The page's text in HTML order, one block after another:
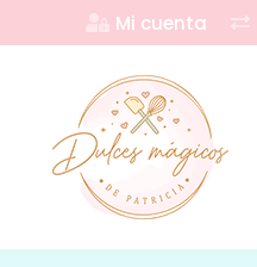
Mi cuenta